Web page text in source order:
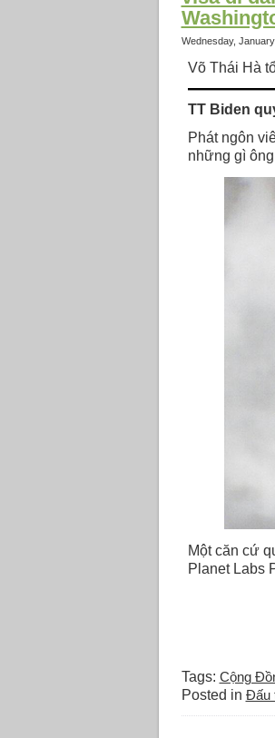
Wednesday,
Võ Thái Hà
TT Biden
Phát ngôn
những gì
Một căn cứ
Planet Labs
Tags: Cộng
Posted in Đấu